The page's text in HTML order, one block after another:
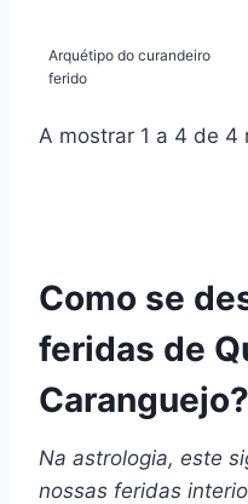
Arquétipo do curandeiro
ferido
A mostrar 1 a 4 de 4
Como se
feridas de
Caranguejo?
Na astrologia, este
nossas feridas